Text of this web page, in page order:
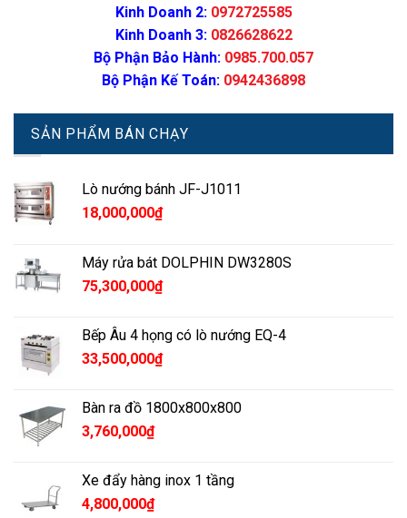
Kinh Doanh 2: 0972725585
Kinh Doanh 3: 0826628622
Bộ Phận Bảo Hành: 0985.700.057
Bộ Phận Kế Toán: 0942436898
SẢN PHẨM BÁN CHẠY
Lò nướng bánh JF-J1011
18,000,000₫
Máy rửa bát DOLPHIN DW3280S
75,300,000₫
Bếp Âu 4 họng có lò nướng EQ-4
33,500,000₫
Bàn ra đồ 1800x800x800
3,760,000₫
Xe đẩy hàng inox 1 tầng
4,800,000₫